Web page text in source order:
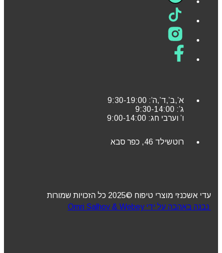
א’,ב’,ד’,ה’: 9:30-19:00
ג’: 9:30-14:00
ו’ וערבי חג: 9:00-14:00
רוטשילד 46, כפר סבא
עדי אשכנזי מוצרי טיפוח ©2025 כל הזכויות שמורות
נבנה באהבה על ידי Omri Salhov & Webey